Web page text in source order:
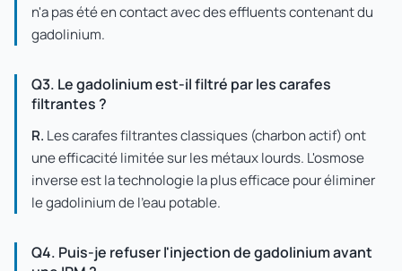
n'a pas été en contact avec des effluents contenant du
gadolinium.
Q3. Le gadolinium est-il filtré par les carafes
filtrantes ?
R. Les carafes filtrantes classiques (charbon actif) ont
une efficacité limitée sur les métaux lourds. L'osmose
inverse est la technologie la plus efficace pour éliminer
le gadolinium de l'eau potable.
Q4. Puis-je refuser l'injection de gadolinium avant